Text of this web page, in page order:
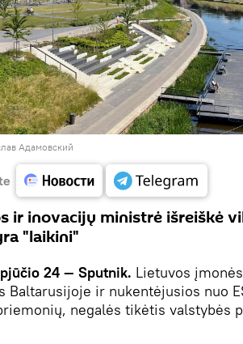
Адамовский
ir inovacijų ministrė išreiškė
"laikini"
24 — Sputnik. Lietuvos
Baltarusijoje ir nukentėjusios nuo
negalės tikėtis valstybės